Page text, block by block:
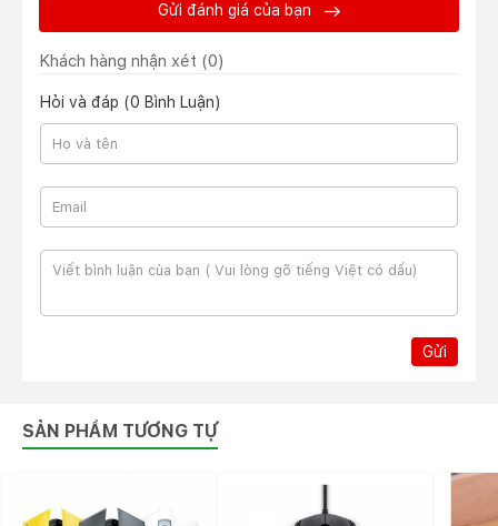
Gửi đánh giá của bạn
Khách hàng nhận xét (0)
Hỏi và đáp (0 Bình Luận)
Gửi
SẢN PHẨM TƯƠNG TỰ